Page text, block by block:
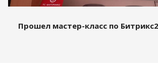
Прошел мастер-класс по